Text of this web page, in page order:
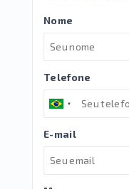
Nome
Telefone
E-mail